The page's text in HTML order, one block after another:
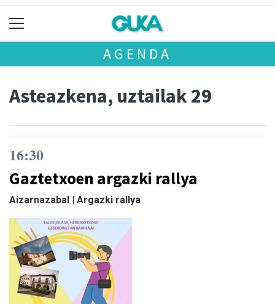
AGENDA
Asteazkena, uztailak 29
16:30
Gaztetxoen argazki rallya
Aizarnazabal | Argazki rallya